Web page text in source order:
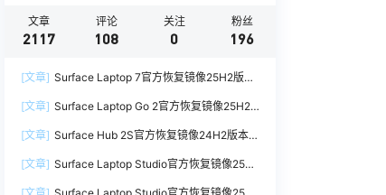
文章
2117
评论
108
关注
0
粉丝
196
[文章] Surface Laptop 7官方恢复镜像25H2版本
254.zip网盘下载
[文章] Surface Laptop Go 2官方恢复镜像25H2
SurfaceLaptopGo2_BMR_42032_2026.507.118
98505.zip网盘下载
[文章] Surface Hub 2S官方恢复镜像24H2版本
7.zip网盘下载
[文章] Surface Laptop Studio官方恢复镜像25H2